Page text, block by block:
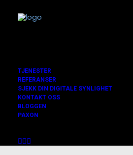
TJENESTER
REFERANSER
SJEKK DIN DIGITALE SYNLIGHET
KONTAKT OSS
BLOGGEN
PAXON